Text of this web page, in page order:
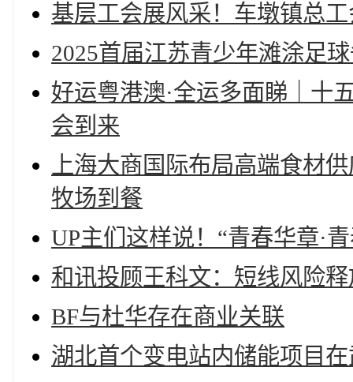
基层工会展风采！车墩镇总
2025首届江苏青少年滩涂足
好运粤港澳·全运多面睇｜十
会到来
上海大商国际布局高端食材
牧场到餐
UP主们这样说！“青春华章·
和讯投顾王科文：短线风险
BF与杜华存在商业关联
湖北首个变电站内储能项目